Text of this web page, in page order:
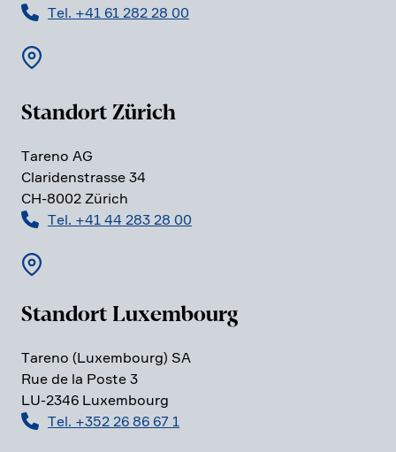
Tel. +41 61 282 28 00
Standort Zürich
Tareno AG
Clari­den­strasse 34
CH-8002 Zürich
Tel. +41 44 283 28 00
Standort Luxem­bourg
Tareno (Luxem­bourg) SA
Rue de la Poste 3
LU-2346 Luxem­bourg
Tel. +352 26 86 67 1